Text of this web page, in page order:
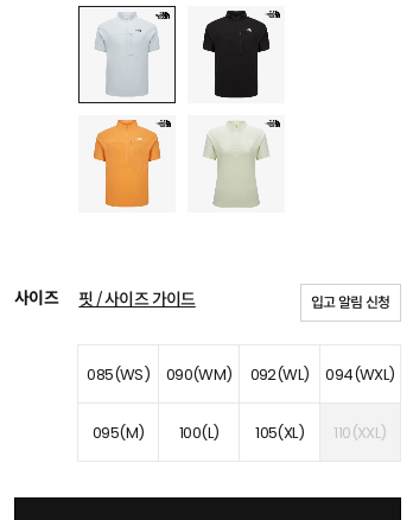
사이즈 핏 / 사이즈 가이드 입고 알림 신청
085(WS) 090(WM) 092(WL) 094(WXL)
095(M) 100(L) 105(XL) 110(XXL)